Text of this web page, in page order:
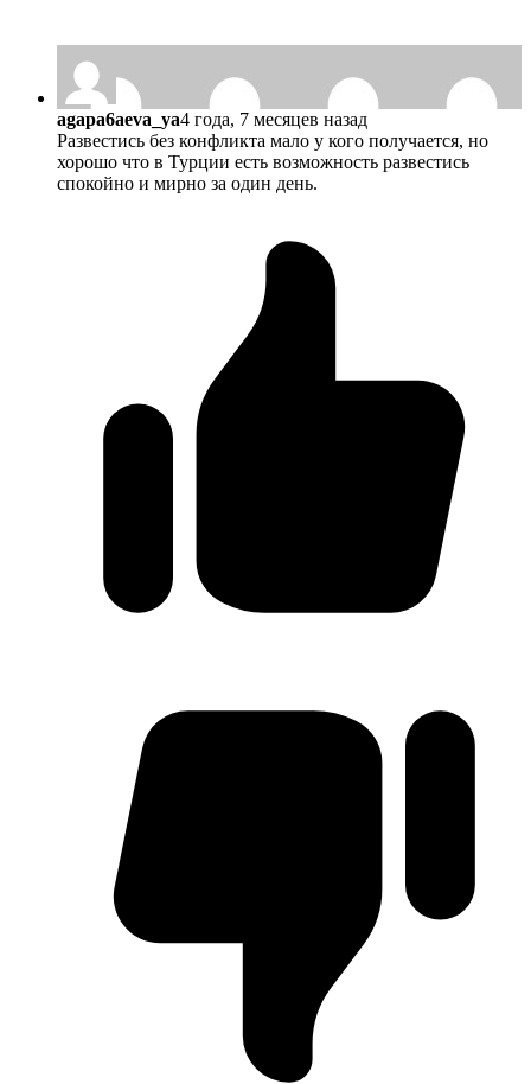
agapa6aeva_ya4 года, 7 месяцев назад
Развестись без конфликта мало у кого получается, но
хорошо что в Турции есть возможность развестись
спокойно и мирно за один день.